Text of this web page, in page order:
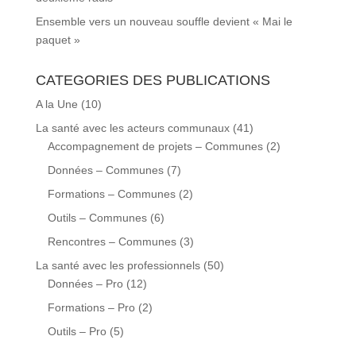
Ensemble vers un nouveau souffle devient « Mai le
paquet »
CATEGORIES DES PUBLICATIONS
A la Une (10)
La santé avec les acteurs communaux(41)
Accompagnement de projets – Communes(2)
Données – Communes(7)
Formations – Communes(2)
Outils – Communes(6)
Rencontres – Communes(3)
La santé avec les professionnels(50)
Données – Pro(12)
Formations – Pro(2)
Outils – Pro(5)